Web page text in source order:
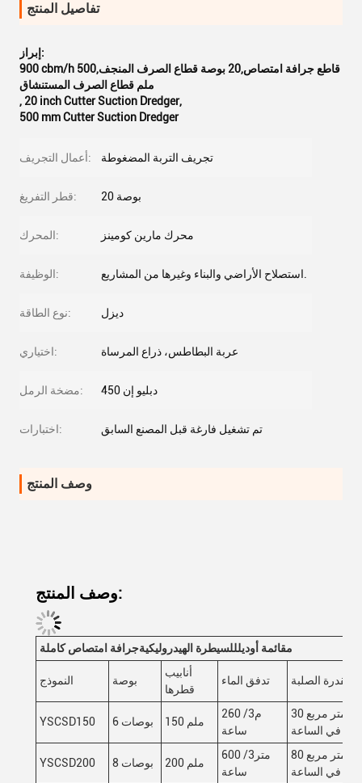
تفاصيل المنتج
إبراز:
900 cbm/h قاطع جرافة امتصاص,20 بوصة قطاع الصرف المنجف,500
ملم قطاع الصرف المستنشاق
, 20 inch Cutter Suction Dredger,
500 mm Cutter Suction Dredger
أعمال التجريف: تجريف التربة المضغوطة
قطر التفريغ: 20 بوصة
المحرك: محرك مارين كومينز
الوظيفة:
نوع الطاقة: ديزل
اختياري: عربة البطاطس، ذراع المرساة
مضخة الرمل: دبليو إن 450
اختبارات: تم تشغيل فارغة قبل المصنع السابق
وصف المنتج
وصف المنتج:
مقائمة أوديلللسيطرة الهيدروليكيةجرافة امتصاص كاملة
النموذج بوصة
أنابيب
قطرها
تدفق الماء القدرة الصلبة
YSCSD150 6 بوصات 150 ملم
260 م3/
ساعة
30 متر مربع
في الساعة
YSCSD200 8 بوصات 200 ملم
600 متر3/
ساعة
80 متر مربع
في الساعة